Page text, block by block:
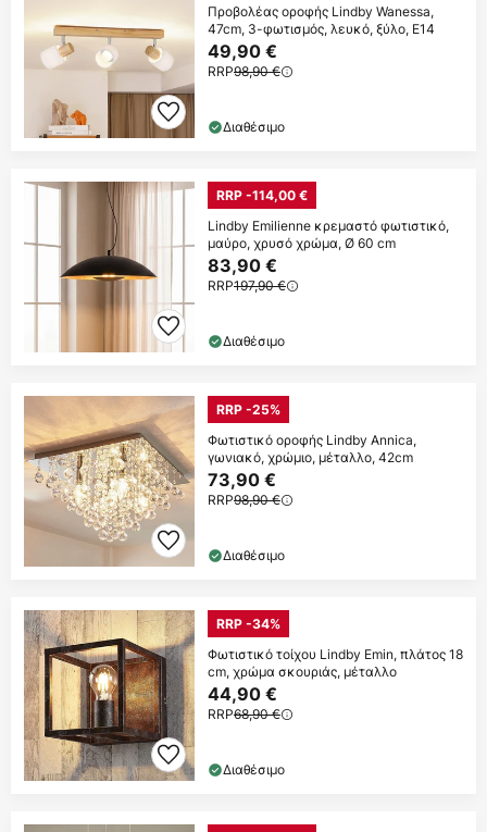
Προβολέας οροφής Lindby Wanessa,
47cm, 3-φωτισμός, λευκό, ξύλο, E14
49,90 €
RRP98,90 €
Διαθέσιμο
RRP -114,00 €
Lindby Emilienne κρεμαστό φωτιστικό,
μαύρο, χρυσό χρώμα, Ø 60 cm
83,90 €
RRP197,90 €
Διαθέσιμο
RRP -25%
Φωτιστικό οροφής Lindby Annica,
γωνιακό, χρώμιο, μέταλλο, 42cm
73,90 €
RRP98,90 €
Διαθέσιμο
RRP -34%
Φωτιστικό τοίχου Lindby Emin, πλάτος 18
cm, χρώμα σκουριάς, μέταλλο
44,90 €
RRP68,90 €
Διαθέσιμο